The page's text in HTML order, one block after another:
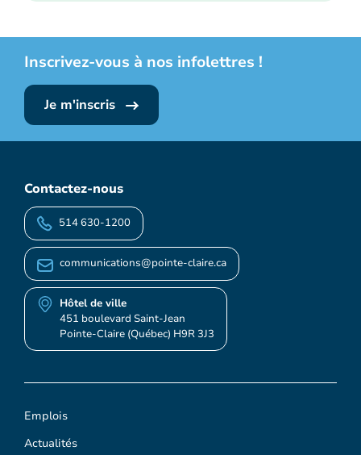
Inscrivez-vous à nos infolettres !
Je m'inscris
Emplois
Actualités
Contactez-nous
514 630-1200
communications@pointe-claire.ca
Hôtel de ville
451 boulevard Saint-Jean
Pointe-Claire (Québec) H9R 3J3